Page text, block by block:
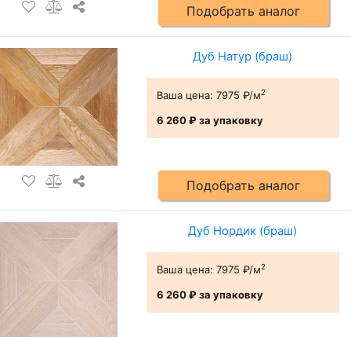
Подобрать аналог
Дуб Натур (браш)
Ваша цена: 7975 ₽/м2
6 260 ₽за упаковку
Подобрать аналог
Дуб Нордик (браш)
Ваша цена: 7975 ₽/м2
6 260 ₽за упаковку